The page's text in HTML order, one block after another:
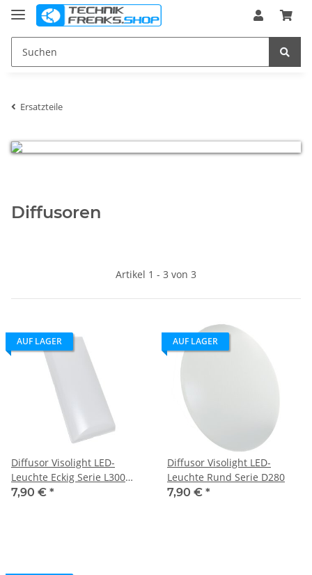
Ersatzteile
Diffusoren
Artikel 1 - 3 von 3
AUF LAGER
Diffusor Visolight LED-
Leuchte Eckig Serie L300
Abdeckung
7,90 € *
AUF LAGER
Diffusor Visolight LED-
Leuchte Rund Serie D280
7,90 € *